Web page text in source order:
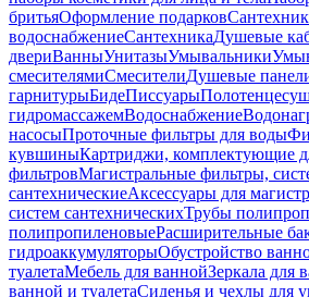
бритьяОформление подарков
водоснабжениеСантехникаДушевые
двериВанныУнитазыУмывальники
смесителямиСмесителиДушевые
гарнитурыБидеПиссуары
гидромассажемВодоснабжение
насосыПроточные фильтры для воды
кувшиныКартриджи, комплектующие
фильтровМагистральные фильтры,
сантехническиеАксессуары для
систем сантехническихТрубы
полипропиленовыеРасширительные
гидроаккумуляторыОбустройство
туалетаМебель для ваннойЗеркала для
ванной и туалетаСиденья и чехлы для